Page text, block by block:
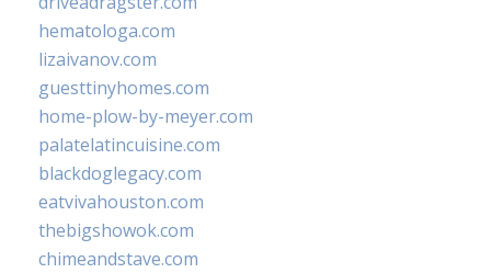
hematologa.com
lizaivanov.com
guesttinyhomes.com
home-plow-by-meyer.com
palatelatincuisine.com
blackdoglegacy.com
eatvivahouston.com
thebigshowok.com
chimeandstave.com